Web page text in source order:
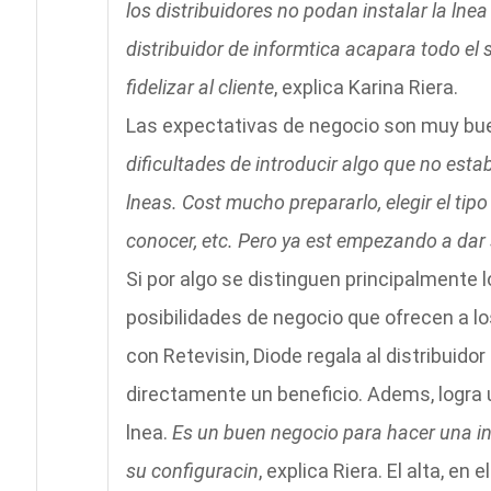
los distribuidores no podan instalar la
distribuidor de informtica acapara todo el
fidelizar al cliente, explica Karina Riera.
Las expectativas de negocio son muy
dificultades de introducir algo que no
lneas. Cost mucho prepararlo, elegir el
conocer, etc. Pero ya est empezando a
Si por algo se distinguen principalmente
posibilidades de negocio que ofrecen a
con Retevisin, Diode regala al
directamente un beneficio. Adems,
lnea. Es un buen negocio para hacer una
su configuracin, explica Riera. El alta, en